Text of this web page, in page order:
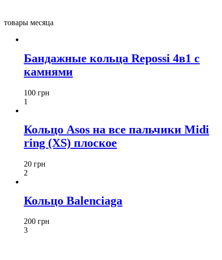
товары месяца
Бандажные кольца Repossi 4в1 с
камнями
100 грн
1
Кольцо Asos на все пальчики Midi
ring (XS) плоское
20 грн
2
Кольцо Balenciaga
200 грн
3